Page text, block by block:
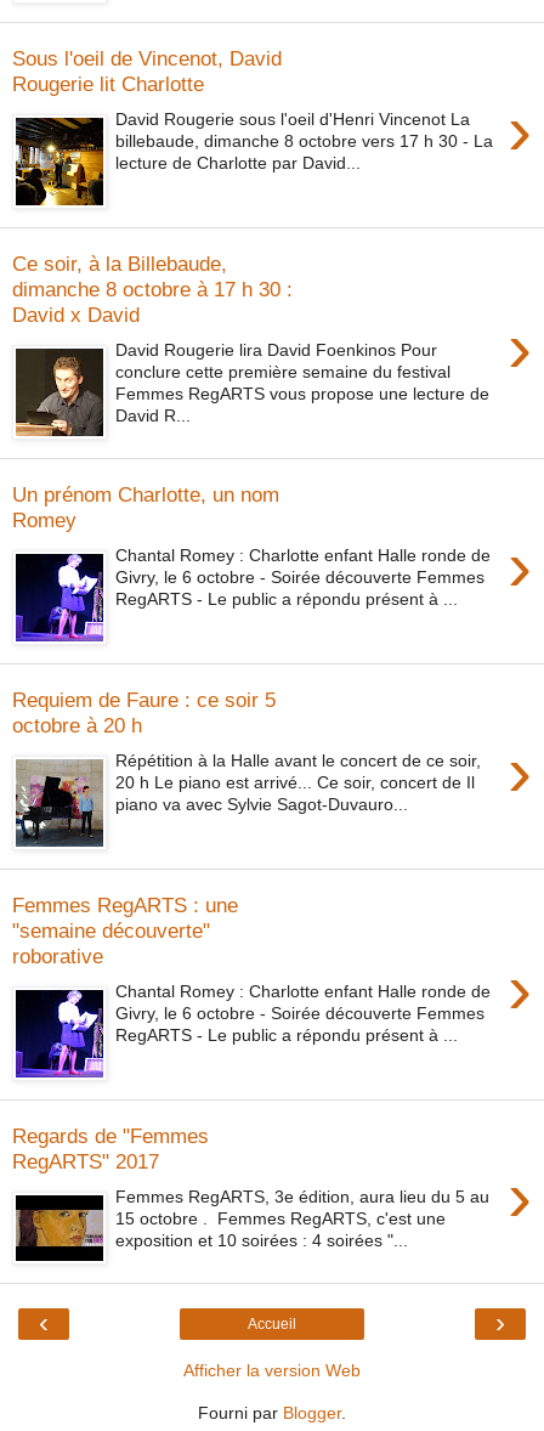
Sous l'oeil de Vincenot, David
Rougerie lit Charlotte
›
David Rougerie sous l'oeil d'Henri Vincenot La
billebaude, dimanche 8 octobre vers 17 h 30 - La
lecture de Charlotte par David...
Ce soir, à la Billebaude,
dimanche 8 octobre à 17 h 30 :
David x David
›
David Rougerie lira David Foenkinos Pour
conclure cette première semaine du festival
Femmes RegARTS vous propose une lecture de
David R...
Un prénom Charlotte, un nom
Romey
›
Chantal Romey : Charlotte enfant Halle ronde de
Givry, le 6 octobre - Soirée découverte Femmes
RegARTS - Le public a répondu présent à ...
Requiem de Faure : ce soir 5
octobre à 20 h
›
Répétition à la Halle avant le concert de ce soir,
20 h Le piano est arrivé... Ce soir, concert de Il
piano va avec Sylvie Sagot-Duvauro...
Femmes RegARTS : une
"semaine découverte"
roborative
›
Chantal Romey : Charlotte enfant Halle ronde de
Givry, le 6 octobre - Soirée découverte Femmes
RegARTS - Le public a répondu présent à ...
Regards de "Femmes
RegARTS" 2017
›
Femmes RegARTS, 3e édition, aura lieu du 5 au
15 octobre . ​Femmes RegARTS, c'est une
exposition et 10 soirées : 4 soirées "...
‹ ›
Accueil
Afficher la version Web
Fourni par Blogger.